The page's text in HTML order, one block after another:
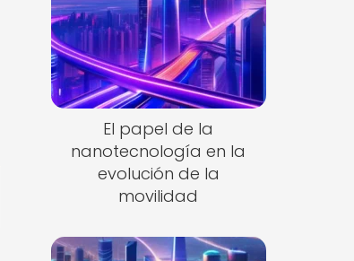
El papel de la
nanotecnología en la
evolución de la
movilidad